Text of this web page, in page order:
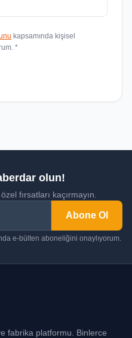
kapsamında kişisel
*
olun!
fırsatları kaçırmayın.
Abone Ol
e-bülten aboneliğini onaylıyorum.
fabrika platformu. Binlerce